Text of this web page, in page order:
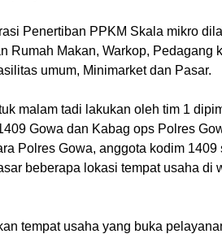
Penertiban PPKM Skala mikro
Rumah Makan, Warkop, Pedagang
umum, Minimarket dan Pasar.
malam tadi lakukan oleh tim 1
Gowa dan Kabag ops Polres
Polres Gowa, anggota kodim 1409
beberapa lokasi tempat usaha di
tempat usaha yang buka